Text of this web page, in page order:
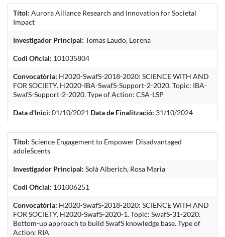
Títol: Aurora Alliance Research and Innovation for Societal
Impact
Investigador Principal: Tomas Laudo, Lorena
Codi Oficial: 101035804
Convocatòria: H2020-SwafS-2018-2020: SCIENCE WITH AND
FOR SOCIETY. H2020-IBA-SwafS-Support-2-2020. Topic: IBA-
SwafS-Support-2-2020. Type of Action: CSA-LSP
Data d'Inici: 01/10/2021 Data de Finalització: 31/10/2024
Títol: Science Engagement to Empower Disadvantaged
adoleScents
Investigador Principal: Solà Alberich, Rosa Maria
Codi Oficial: 101006251
Convocatòria: H2020-SwafS-2018-2020: SCIENCE WITH AND
FOR SOCIETY. H2020-SwafS-2020-1. Topic: SwafS-31-2020.
Bottom-up approach to build SwafS knowledge base. Type of
Action: RIA